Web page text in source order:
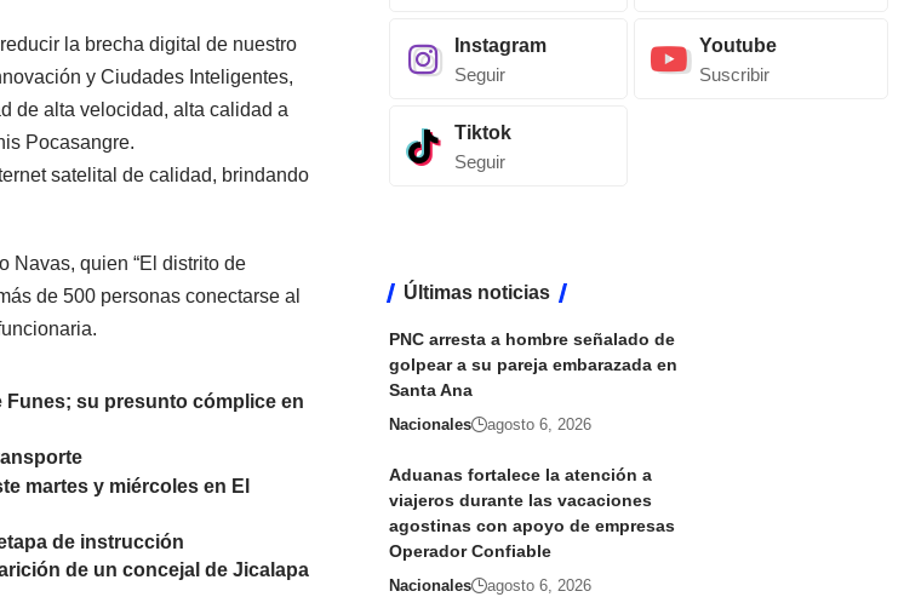
la brecha digital de nuestro
y Ciudades Inteligentes,
de alta velocidad, alta calidad a
Pocasangre.
satelital de calidad, brindando
Navas, quien “El distrito de
de 500 personas conectarse al
su presunto cómplice en
martes y miércoles en El
de instrucción
de un concejal de Jicalapa
Instagram
Seguir
Youtube
Suscribir
Tiktok
Seguir
Últimas noticias
PNC arresta a hombre señalado de
golpear a su pareja embarazada en
Santa Ana
Nacionales agosto 6, 2026
Aduanas fortalece la atención a
viajeros durante las vacaciones
agostinas con apoyo de empresas
Operador Confiable
Nacionales agosto 6, 2026